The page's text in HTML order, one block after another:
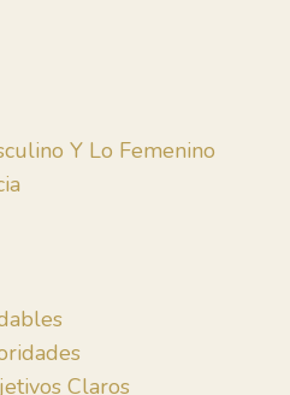
Y Lo Femenino
Claros